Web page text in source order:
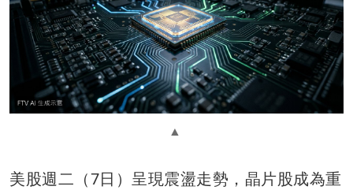
美股週二（7日）呈現震盪走勢，晶片股成為重